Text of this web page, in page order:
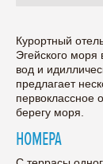
Курортный
Эгейского
вод и
предлагает
первоклассное
берегу моря.
НОМЕРА